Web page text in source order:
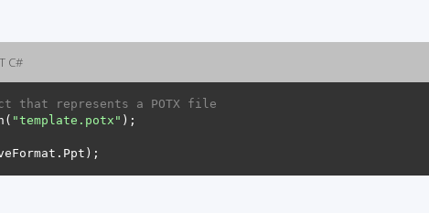
C#
that represents a POTX file
"template.potx"